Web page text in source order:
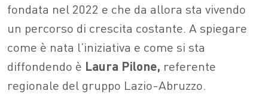
fondata nel 2022 e che da allora sta vivendo
un percorso di crescita costante. A spiegare
come è nata l’iniziativa e come si sta
diffondendo è Laura Pilone, referente
regionale del gruppo Lazio-Abruzzo.